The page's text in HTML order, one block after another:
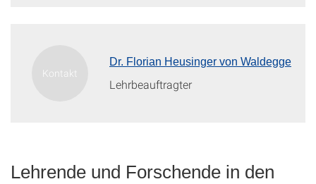
Dr. Florian Heusinger von Waldegge
Lehrbeauftragter
Lehrende und Forschende in den